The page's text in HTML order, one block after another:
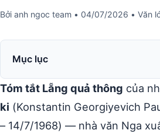
Bởi anh ngoc team • 04/07/2026 • Văn
Mục lục
Tóm tắt Lẵng quả thông của
ki (Konstantin Georgiyevich
– 14/7/1968) — nhà văn Nga